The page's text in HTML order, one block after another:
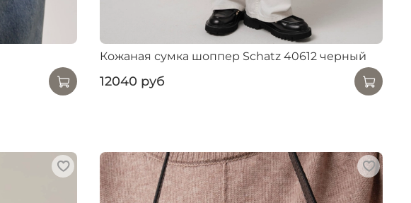
Кожаная сумка шоппер Schatz 40612 черный
12040 руб